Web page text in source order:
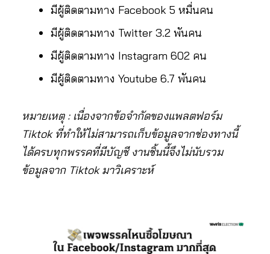
มีผู้ติดตามทาง Facebook 5 หมื่นคน
มีผู้ติดตามทาง Twitter 3.2 พันคน
มีผู้ติดตามทาง Instagram 602 คน
มีผู้ติดตามทาง Youtube 6.7 พันคน
หมายเหตุ : เนื่องจากข้อจำกัดของแพลตฟอร์ม
Tiktok ที่ทำให้ไม่สามารถเก็บข้อมูลจากช่องทางนี้
ได้ครบทุกพรรคที่มีบัญชี งานชิ้นนี้จึงไม่นับรวม
ข้อมูลจาก Tiktok มาวิเคราะห์